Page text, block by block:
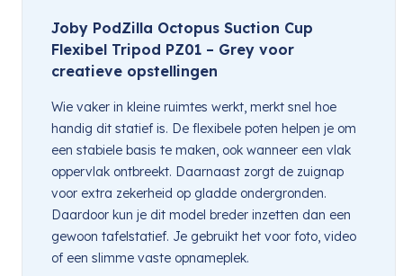
Joby PodZilla Octopus Suction Cup
Flexibel Tripod PZ01 – Grey voor
creatieve opstellingen
Wie vaker in kleine ruimtes werkt, merkt snel hoe
handig dit statief is. De flexibele poten helpen je om
een stabiele basis te maken, ook wanneer een vlak
oppervlak ontbreekt. Daarnaast zorgt de zuignap
voor extra zekerheid op gladde ondergronden.
Daardoor kun je dit model breder inzetten dan een
gewoon tafelstatief. Je gebruikt het voor foto, video
of een slimme vaste opnameplek.